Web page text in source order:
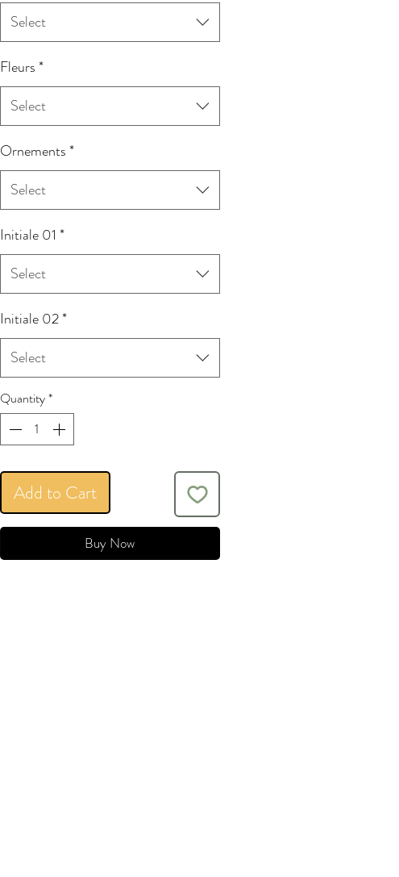
Select
Fleurs*
Select
Ornements*
Select
Initiale 01 *
Select
Initiale 02*
Select
Quantity*
Add to Cart
Buy Now